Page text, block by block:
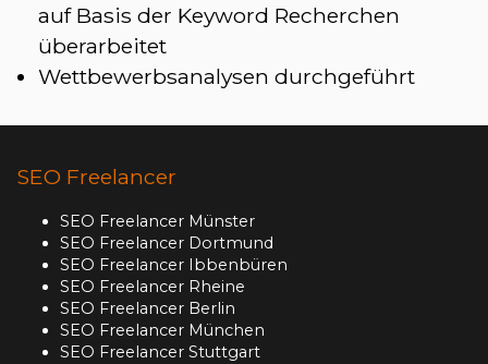
auf Basis der Keyword Recherchen
überarbeitet
Wettbewerbsanalysen durchgeführt
SEO Freelancer
SEO Freelancer Münster
SEO Freelancer Dortmund
SEO Freelancer Ibbenbüren
SEO Freelancer Rheine
SEO Freelancer Berlin
SEO Freelancer München
SEO Freelancer Stuttgart